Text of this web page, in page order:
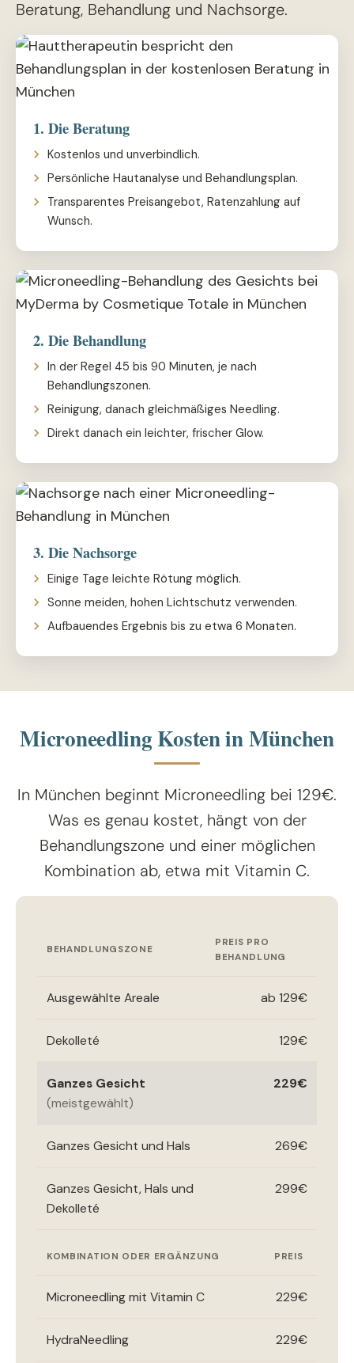
Beratung, Behandlung und Nachsorge.
1. Die Beratung
Kostenlos und unverbindlich.
Persönliche Hautanalyse und Behandlungsplan.
Transparentes Preisangebot, Ratenzahlung auf
Wunsch.
2. Die Behandlung
In der Regel 45 bis 90 Minuten, je nach
Behandlungszonen.
Reinigung, danach gleichmäßiges Needling.
Direkt danach ein leichter, frischer Glow.
3. Die Nachsorge
Einige Tage leichte Rötung möglich.
Sonne meiden, hohen Lichtschutz verwenden.
Aufbauendes Ergebnis bis zu etwa 6 Monaten.
Microneedling Kosten in München
In München beginnt Microneedling bei 129€.
Was es genau kostet, hängt von der
Behandlungszone und einer möglichen
Kombination ab, etwa mit Vitamin C.
BEHANDLUNGSZONE
PREIS PRO
BEHANDLUNG
Ausgewählte Areale ab 129€
Dekolleté 129€
Ganzes Gesicht
(meistgewählt)
229€
Ganzes Gesicht und Hals 269€
Ganzes Gesicht, Hals und
Dekolleté
299€
KOMBINATION ODER ERGÄNZUNG PREIS
Microneedling mit Vitamin C 229€
HydraNeedling 229€